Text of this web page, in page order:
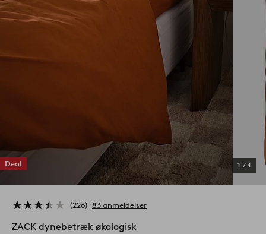
Deal 1 /4
226 83 anmeldelser
ZACK dynebetræk økologisk